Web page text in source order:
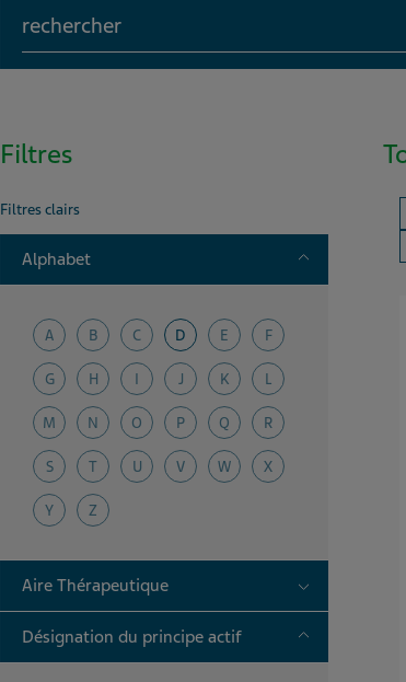
Search
Filtres
Filtres clairs
Alphabet Toggle
A B C D E F
G H I J K L
M N O P Q R
S T U V W X
Y Z
Aire Thérapeutique Toggle
Désignation du principe actif Toggle